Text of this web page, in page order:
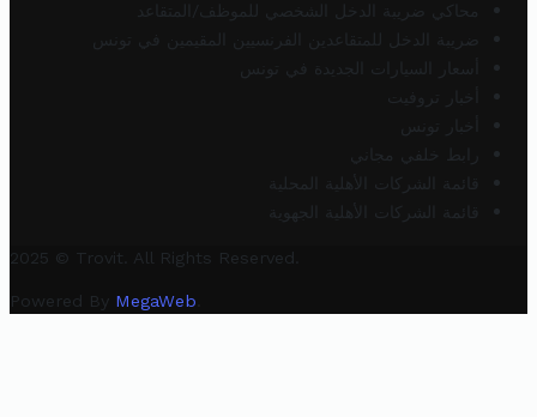
محاكي ضريبة الدخل الشخصي للموظف/المتقاعد
ضريبة الدخل للمتقاعدين الفرنسيين المقيمين في تونس
أسعار السيارات الجديدة في تونس
أخبار تروفيت
أخبار تونس
رابط خلفي مجاني
قائمة الشركات الأهلية المحلية
قائمة الشركات الأهلية الجهوية
2025 © Trovit. All Rights Reserved.
Powered By MegaWeb